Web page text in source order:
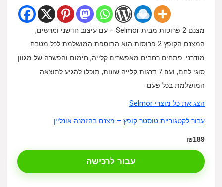
מצנם 2 פרוסות מבית Selmor – עם עיצוב חדשני ומרשים,
המצנם הקופץ 2 פרוסות הוא התוספת המושלמת לכל מטבח
מודרני. פתחים רחבים מאפשרים קלייה, חימום והפשרה של מגוון
סוגי לחם, ועם 7 דרגות קלייה שונות, תוכלו להגיע לתוצאה
המושלמת בכל פעם.
הצג את כל מוצרי Selmor
עבור לקטגוריית טוסטר קופץ – מצנם בהזמנה אונליין
₪189
עבור לרכישה